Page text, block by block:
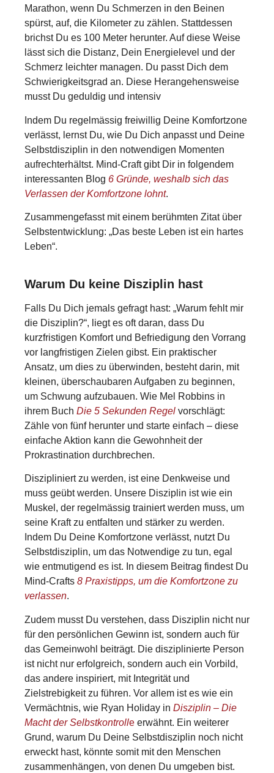
Marathon, wenn Du Schmerzen in den Beinen
spürst, auf, die Kilometer zu zählen. Stattdessen
brichst Du es 100 Meter herunter. Auf diese Weise
lässt sich die Distanz, Dein Energielevel und der
Schmerz leichter managen. Du passt Dich dem
Schwierigkeitsgrad an. Diese Herangehensweise
musst Du geduldig und intensiv
Indem Du regelmässig freiwillig Deine Komfortzone
verlässt, lernst Du, wie Du Dich anpasst und Deine
Selbstdisziplin in den notwendigen Momenten
aufrechterhältst. Mind-Craft gibt Dir in folgendem
interessanten Blog 6 Gründe, weshalb sich das
Verlassen der Komfortzone lohnt.
Zusammengefasst mit einem berühmten Zitat über
Selbstentwicklung: „Das beste Leben ist ein hartes
Leben“.
Warum Du keine Disziplin hast
Falls Du Dich jemals gefragt hast: „Warum fehlt mir
die Disziplin?“, liegt es oft daran, dass Du
kurzfristigen Komfort und Befriedigung den Vorrang
vor langfristigen Zielen gibst. Ein praktischer
Ansatz, um dies zu überwinden, besteht darin, mit
kleinen, überschaubaren Aufgaben zu beginnen,
um Schwung aufzubauen. Wie Mel Robbins in
ihrem Buch Die 5 Sekunden Regel vorschlägt:
Zähle von fünf herunter und starte einfach – diese
einfache Aktion kann die Gewohnheit der
Prokrastination durchbrechen.
Diszipliniert zu werden, ist eine Denkweise und
muss geübt werden. Unsere Disziplin ist wie ein
Muskel, der regelmässig trainiert werden muss, um
seine Kraft zu entfalten und stärker zu werden.
Indem Du Deine Komfortzone verlässt, nutzt Du
Selbstdisziplin, um das Notwendige zu tun, egal
wie entmutigend es ist. In diesem Beitrag findest Du
Mind-Crafts 8 Praxistipps, um die Komfortzone zu
verlassen.
Zudem musst Du verstehen, dass Disziplin nicht nur
für den persönlichen Gewinn ist, sondern auch für
das Gemeinwohl beiträgt. Die disziplinierte Person
ist nicht nur erfolgreich, sondern auch ein Vorbild,
das andere inspiriert, mit Integrität und
Zielstrebigkeit zu führen. Vor allem ist es wie ein
Vermächtnis, wie Ryan Holiday in Disziplin – Die
Macht der Selbstkontrolle erwähnt. Ein weiterer
Grund, warum Du Deine Selbstdisziplin noch nicht
erweckt hast, könnte somit mit den Menschen
zusammenhängen, von denen Du umgeben bist.